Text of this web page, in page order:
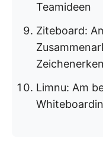
Teamideen
Ziteboard:
Limnu: Am